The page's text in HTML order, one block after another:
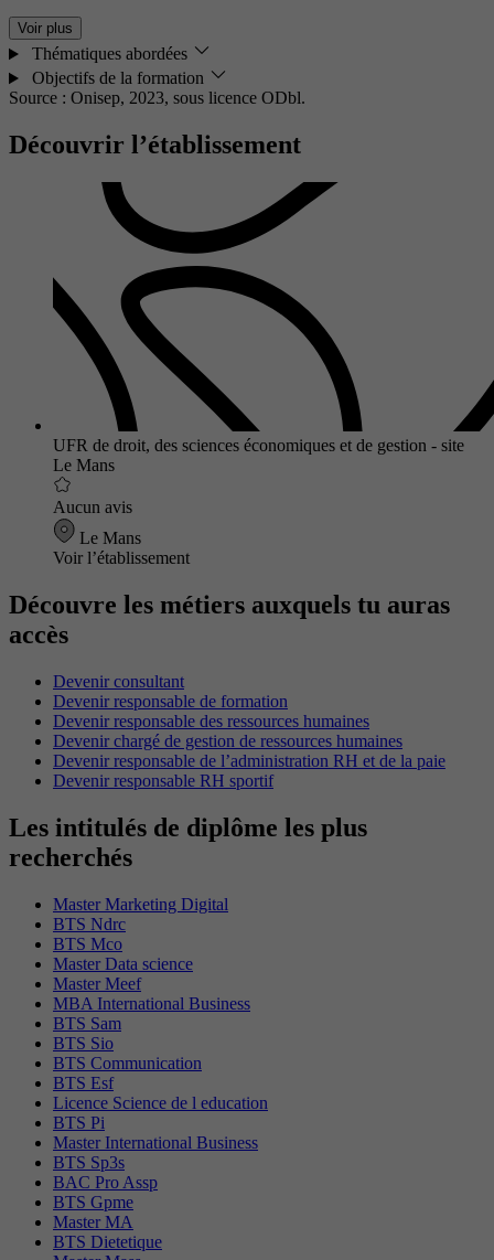
Voir plus
Thématiques abordées
Objectifs de la formation
Source : Onisep, 2023, sous licence ODbl.
Découvrir l’établissement
UFR de droit, des sciences économiques et de gestion - site
Le Mans
Aucun avis
Le Mans
Voir l’établissement
Découvre les métiers auxquels tu auras
accès
Devenir consultant
Devenir responsable de formation
Devenir responsable des ressources humaines
Devenir chargé de gestion de ressources humaines
Devenir responsable de l’administration RH et de la paie
Devenir responsable RH sportif
Les intitulés de diplôme les plus
recherchés
Master Marketing Digital
BTS Ndrc
BTS Mco
Master Data science
Master Meef
MBA International Business
BTS Sam
BTS Sio
BTS Communication
BTS Esf
Licence Science de l education
BTS Pi
Master International Business
BTS Sp3s
BAC Pro Assp
BTS Gpme
Master MA
BTS Dietetique